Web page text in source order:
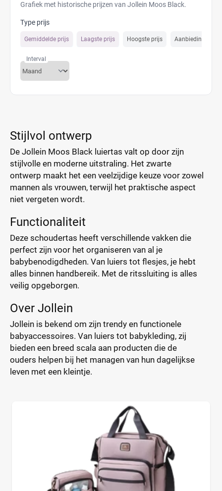
Grafiek met historische prijzen van Jollein Moos Black.
Type prijs
Gemiddelde prijs Laagste prijs Hoogste prijs Aanbiedings prijs
Interval
Stijlvol ontwerp
De Jollein Moos Black luiertas valt op door zijn
stijlvolle en moderne uitstraling. Het zwarte
ontwerp maakt het een veelzijdige keuze voor zowel
mannen als vrouwen, terwijl het praktische aspect
niet vergeten wordt.
Functionaliteit
Deze schoudertas heeft verschillende vakken die
perfect zijn voor het organiseren van al je
babybenodigdheden. Van luiers tot flesjes, je hebt
alles binnen handbereik. Met de ritssluiting is alles
veilig opgeborgen.
Over Jollein
Jollein is bekend om zijn trendy en functionele
babyaccessoires. Van luiers tot babykleding, zij
bieden een breed scala aan producten die de
ouders helpen bij het managen van hun dagelijkse
leven met een kleintje.